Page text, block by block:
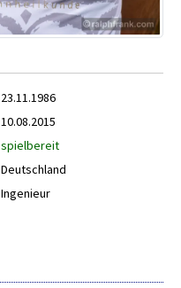
23.11.1986
10.08.2015
spielbereit
Deutschland
Ingenieur